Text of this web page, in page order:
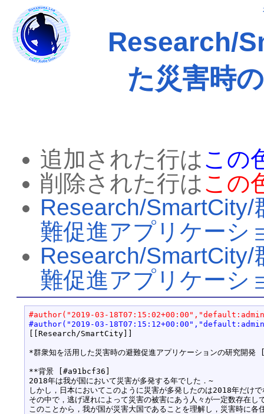
Research/
た災害時
追加された行はこの
削除された行はこの
Research/
難促進アプリケーシ
Research/
難促進アプリケーシ
#author("2019-03-
#author("2019-03-
[[Research/SmartCity]]
*群衆知を活用した災害時の避難促進アプリケーションの研究開
**背景 [#a91bcf36]
2018年は我が国において災害が多発する年でした．~
しかし，日本においてこのように災害が多発したのは2018年だけ
その中で，逃げ遅れによって災害の被害にあう人々が一定数存在
このことから，我が国が災害大国であることを理解し，災害時に